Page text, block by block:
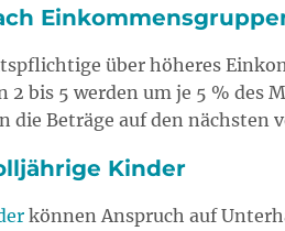
über höheres
2 bis 5 werden um je 5 % des
die Beträge auf den nächsten
Kinder
können Anspruch auf